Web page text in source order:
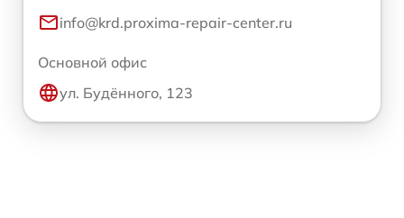
info@krd.proxima-repair-center.ru
Основной офис
ул. Будённого, 123